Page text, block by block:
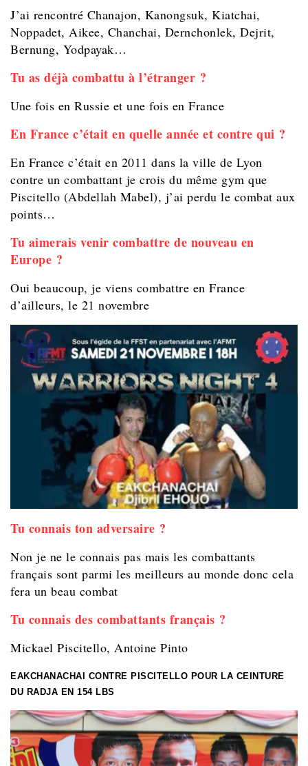
J’ai rencontré Chanajon, Kanongsuk, Kiatchai,
Noppadet, Aikee, Chanchai, Dernchonlek, Dejrit,
Bernung, Yodpayak…
Tu as déjà combattu à l’étranger ?
Une fois en Russie et une fois en France
En France c’était en quelle année et contre qui ?
En France c’était en 2011 dans la ville de Lyon
contre un combattant je crois du même gym que
Piscitello (Abdellah Mabel), j’ai perdu le combat aux
points…
Tu aimerais venir combattre de nouveau en
Europe ?
Oui beaucoup, je viens combattre en France
d’ailleurs, le 21 novembre
Tu connais ton adversaire ?
Non je ne le connais pas mais les combattants
français sont parmi les meilleurs au monde donc cela
fera un beau combat
Tu connais des combattants français ?
Mickael Piscitello, Antoine Pinto
EAKCHANACHAI CONTRE PISCITELLO POUR LA CEINTURE
DU RADJA EN 154 LBS